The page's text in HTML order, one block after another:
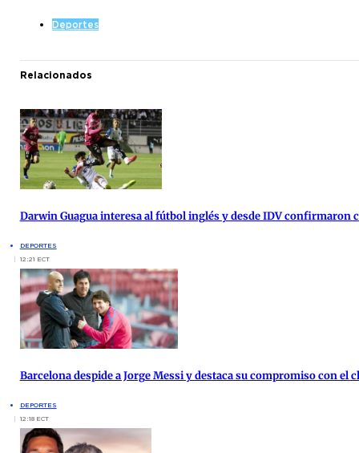
Deportes
Relacionados
Darwin Guagua interesa al fútbol inglés y desde IDV confirmaron
DEPORTES
12:21 ECT
Barcelona despide a Jorge Messi y destaca su compromiso con el
DEPORTES
12:18 ECT